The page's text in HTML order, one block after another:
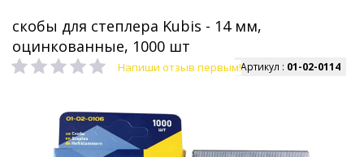
скобы для степлера Kubis - 14 мм,
оцинкованные, 1000 шт
Напиши отзыв первым!Артикул : 01-02-0114